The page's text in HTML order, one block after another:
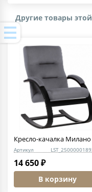
Другие товары
Кресло-качалка Милано
Артикул
14 650 ₽
В корзину